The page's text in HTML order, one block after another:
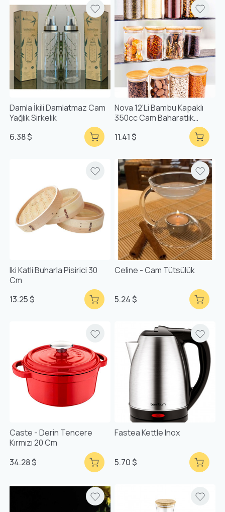
Damla İkili Damlatmaz Cam
Yağlık Sirkelik
6.38 $
Nova 12'li Bambu Kapaklı
350cc Cam Baharatlık
Doğal Vakumlu Bambu
Kapaklı Hava Almaz
11.41 $
Iki Katli Buharla Pisirici 30
Cm
13.25 $
Celine - Cam Tütsülük
5.24 $
Caste - Derin Tencere
Kırmızı 20 Cm
34.28 $
Fastea Kettle Inox
5.70 $